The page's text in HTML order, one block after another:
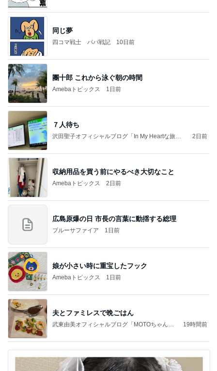
同じ夢
四コマ戦士 パパ戦記 10日前
團十郎 これから泳ぐ朝の時間
Amebaトピックス 1日前
７人待ち
沢田聖子オフィシャルブログ「In My Heartな旅日
2日前
収納用品を買う前にやるべき大切なこと
Amebaトピックス 2日前
広島原爆の日 市長の言葉に動揺する総理
ブルーサファイア 1日前
娘が小さい時に重宝したフック
Amebaトピックス 1日前
夫とファミレスで晩ごはん
武東由美オフィシャルブログ「MOTOちゃんと
19時間前